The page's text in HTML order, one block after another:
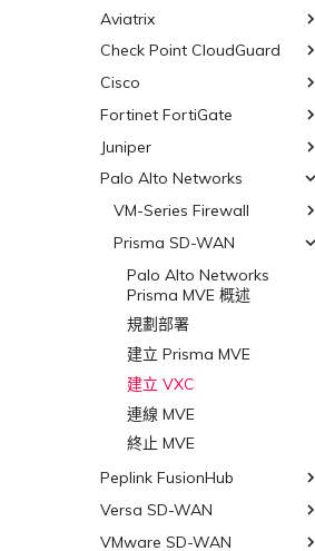
AWS 常見問題
OVHcloud Connect
OVHcloud Connect Direct
Salesforce Express Connect
SAP
SAP HANA Enterprise
Azure 上的 SAP
VMware Cloud
AWS 上的 VMware Cloud
Azure VMware 解決方案
Wasabi
檢視連線設定
設定 BGP 進階設定
規劃部署
建立 MVE
規劃部署
建立 MVE
建立 VXC
連線 MVE
Aruba SD-WAN 概述
規劃部署
建立 MVE
建立 MVE 概述
使用系統標籤建立 MVE
手動建立 MVE
建立 VXC
連線 MVE
終止 MVE
Aviatrix
Aviatrix Secure Edge 概述
規劃部署
建立 MVE
建立 VXC
連線 MVE
Check Point CloudGuard
Check Point CloudGuard 概
建立 MVE
連線 MVE
終止 MVE
Cisco
Cisco MVE 概述
規劃部署
建立 MVE
建立 MVE 概述
建立路由型 MVE
建立 SD-WAN MVE
使用 Cisco Meraki 建立
MVE
使用 Cisco Secure Firewall
Threat Defense Virtual 建
立 MVE
建立 VXC
連線 MVE
將 MPLS 與 SDCI 整合
終止 MVE
Fortinet FortiGate
Fortinet FortiGate 概述
規劃部署
建立 MVE
建立 VXC
連線 MVE
終止 MVE
基於 FGSP 設定 Fortinet 防
火牆高可用性
Juniper
Juniper MVE 概述
規劃部署
建立 MVE
使用 Juniper SSR 建立 MVE
建立 VXC
連線 MVE
終止 MVE
Palo Alto Networks
VM-Series Firewall
Palo Alto Networks VM-
規劃部署
建立 VM-Series MVE
建立 VXC
連線 MVE
終止 MVE
設定 Palo Alto Networks
Prisma SD-WAN
Palo Alto Networks
Prisma MVE 概述
規劃部署
建立 Prisma MVE
建立 VXC
連線 MVE
終止 MVE
Peplink FusionHub
Peplink FusionHub 概述
規劃部署
Versa SD-WAN
Versa SD-WAN 概述
VMware SD-WAN